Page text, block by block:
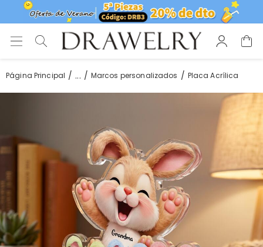
Página Principal ... Marcos personalizados Placa Acrílica